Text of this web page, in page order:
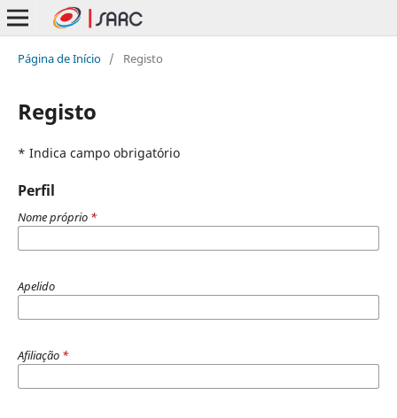
Página de Início / Registo
Registo
* Indica campo obrigatório
Perfil
Nome próprio *
Apelido
Afiliação *